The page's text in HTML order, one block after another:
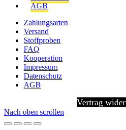
AGB
Zahlungsarten
Versand
Stoffproben
FAQ
Kooperation
Impressum
Datenschutz
AGB
Vertrag
Nach oben scrollen